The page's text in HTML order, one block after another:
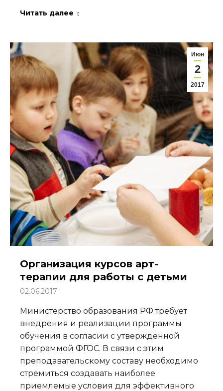
Читать далее
Июн
2
2017
Организация курсов арт-
терапии для работы с детьми
02.06.2017
Министерство образования РФ требует
внедрения и реализации программы
обучения в согласии с утвержденной
программой ФГОС. В связи с этим
преподавательскому составу необходимо
стремиться создавать наиболее
приемлемые условия для эффективного